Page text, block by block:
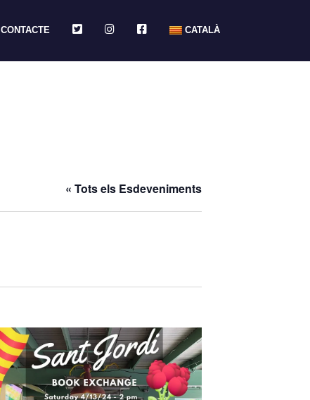
CONTACTE TWITTERINSTAGRAMFACEBOOKCATALÀ
« Tots els Esdeveniments